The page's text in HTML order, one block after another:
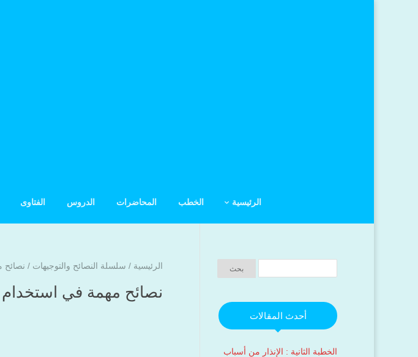
الرئيسية الخطب المحاضرات الدروس الفتاوى
الرئيسية / سلسلة النصائح والتوجيهات / نصائح
نصائح مهمة في استخدام
أحدث المقالات
الخطبة الثانية : الإنذار من أسباب